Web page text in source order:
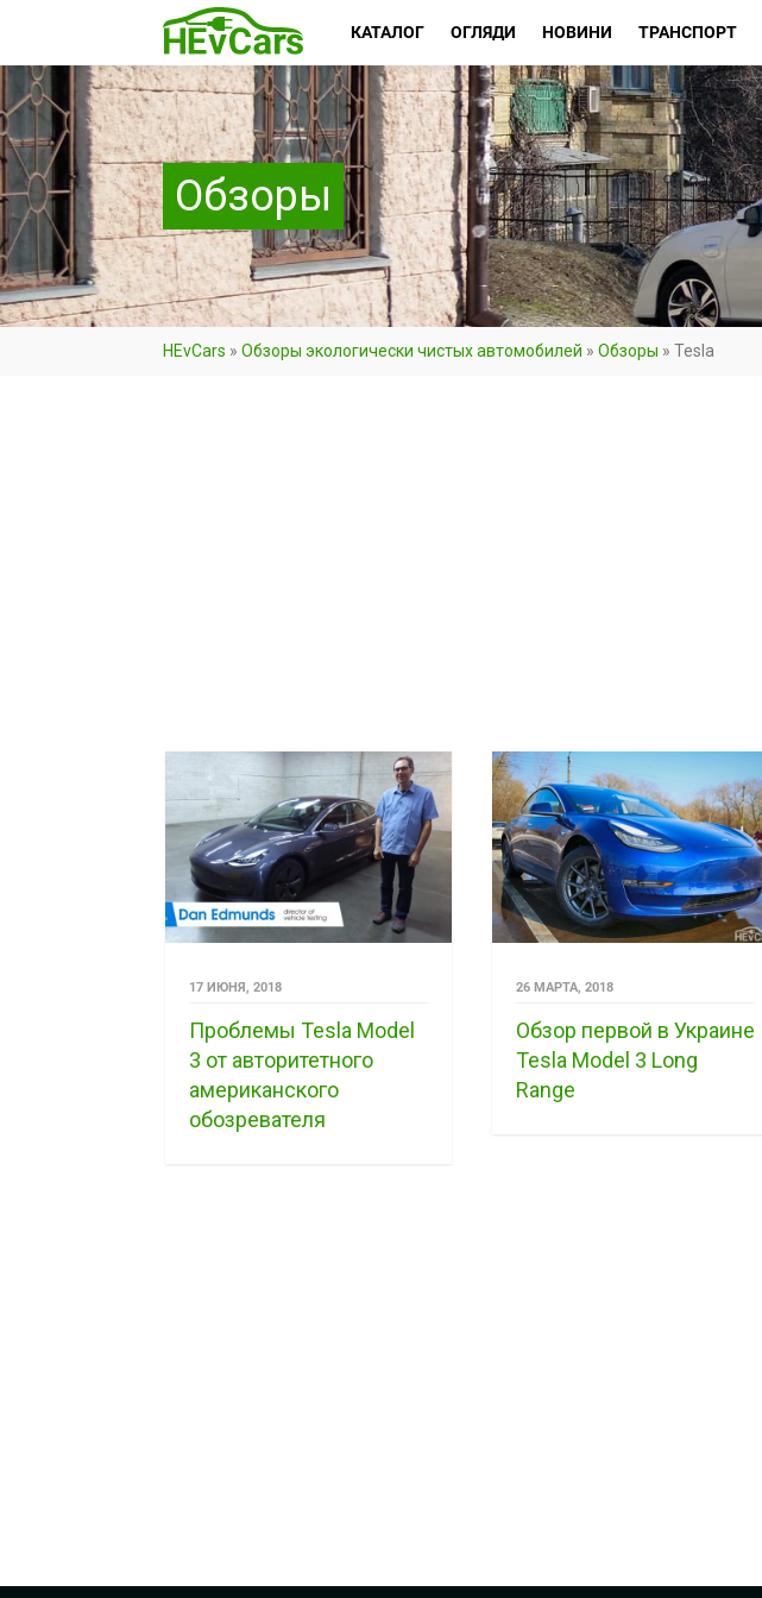
КАТАЛОГ ОГЛЯДИ НОВИНИ ТРАНСПОРТ
Обзоры
HEvCars » Обзоры экологически чистых автомобилей » Обзоры » Tesla
17 ИЮНЯ, 2018
Проблемы Tesla Model
3 от авторитетного
американского
обозревателя
26 МАРТА, 2018
Обзор первой в Украине
Tesla Model 3 Long
Range